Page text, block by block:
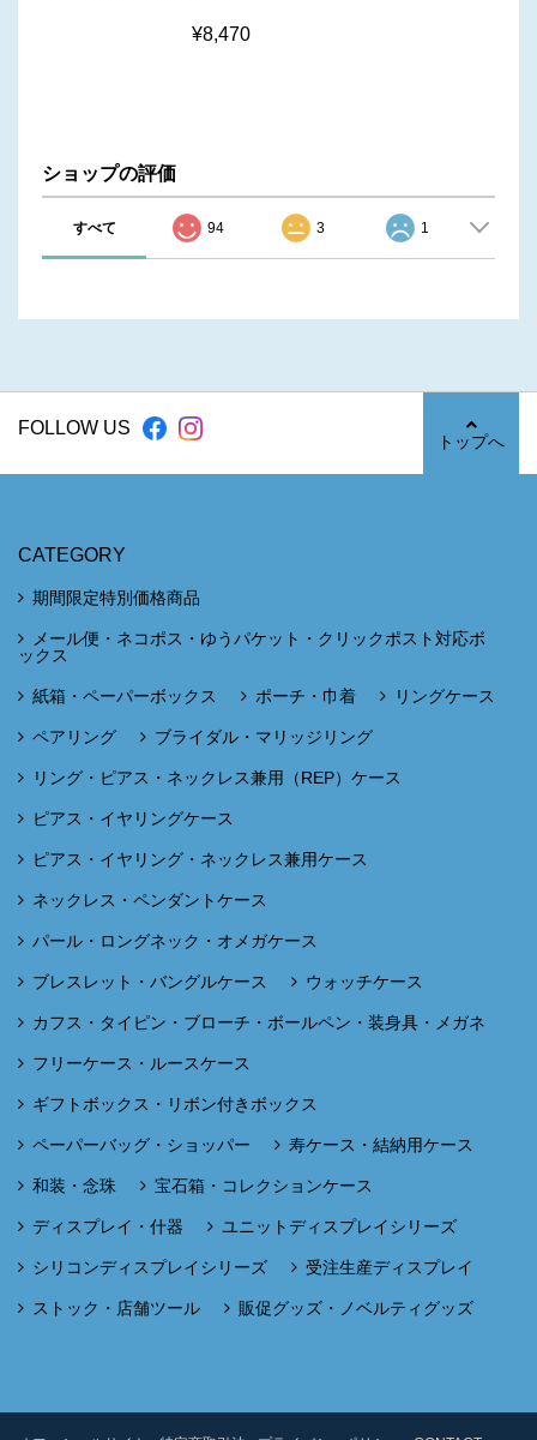
¥8,470
ショップの評価
すべて 94 3 1
FOLLOW US
トップへ
CATEGORY
期間限定特別価格商品
メール便・ネコポス・ゆうパケット・クリックポスト対応ボ
ックス
紙箱・ペーパーボックス ポーチ・巾着 リングケース
ペアリング ブライダル・マリッジリング
リング・ピアス・ネックレス兼用（REP）ケース
ピアス・イヤリングケース
ピアス・イヤリング・ネックレス兼用ケース
ネックレス・ペンダントケース
パール・ロングネック・オメガケース
ブレスレット・バングルケース ウォッチケース
カフス・タイピン・ブローチ・ボールペン・装身具・メガネ
フリーケース・ルースケース
ギフトボックス・リボン付きボックス
ペーパーバッグ・ショッパー 寿ケース・結納用ケース
和装・念珠 宝石箱・コレクションケース
ディスプレイ・什器 ユニットディスプレイシリーズ
シリコンディスプレイシリーズ 受注生産ディスプレイ
ストック・店舗ツール 販促グッズ・ノベルティグッズ